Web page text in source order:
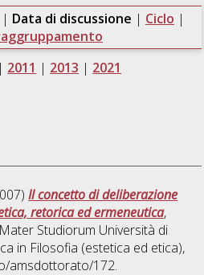
| Data di discussione | Ciclo |
| 2011 | 2013 | 2021
Il concetto di deliberazione
retorica ed ermeneutica,
Studiorum Università di
in Filosofia (estetica ed etica),
amsdottorato/172.